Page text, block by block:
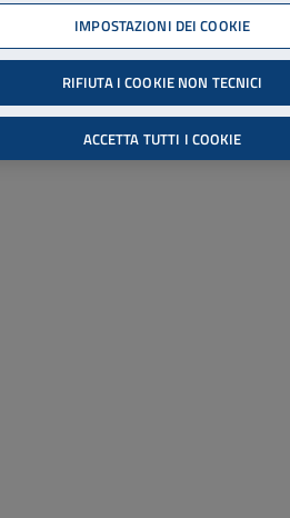
06 45539607
Accessibilità
Cerca
IMPOSTAZIONI DEI COOKIE
RIFIUTA I COOKIE NON TECNICI
ACCETTA TUTTI I COOKIE